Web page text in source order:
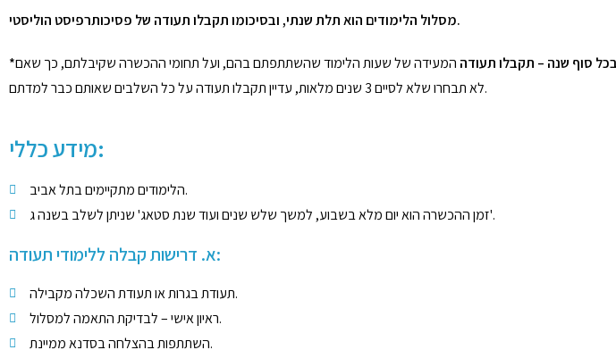
מסלול הלימודים הוא תלת שנתי, ובסיכומו תקבלו תעודה של פסיכותרפיסט הוליסטי.
בכל סוף שנה – תקבלו תעודה המעידה של שעות הלימוד שהשתתפתם בהם, ועל תחומי ההכשרה שקיבלתם, כך שאם
לא תבחרו שלא לסיים 3 שנים מלאות, עדיין תקבלו תעודה על כל השלבים שאותם כבר למדתם.
מידע כללי:
הלימודים מתקיימים בתל אביב.
זמן ההכשרה הוא יום מלא בשבוע, למשך שלש שנים ועוד שנת סטאג' שניתן לשלב בשנה ג'.
א. דרישות קבלה ללימודי תעודה:
תעודת בגרות או תעודת השכלה מקבילה.
ראיון אישי – לבדיקת התאמה למסלול.
השתתפות בהצלחה בסדנא ממיינת.